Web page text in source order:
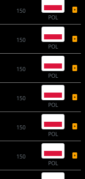
150
POL
150
POL
150
POL
150
POL
150
POL
150
POL